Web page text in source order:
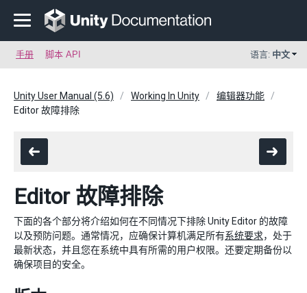
手册 脚本 API 语言: 中文
Unity User Manual (5.6) Working In Unity
编辑器功能
Editor 故障排除
Editor 故障排除
下面的各个部分将介绍如何在不同情况下排除 Unity Editor 的故障
以及预防问题。通常情况，应确保计算机满足所有系统要求，处于
最新状态，并且您在系统中具有所需的用户权限。还要定期备份以
确保项目的安全。